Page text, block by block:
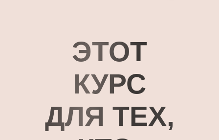
ЭТОТ
КУРС
ДЛЯ ТЕХ,